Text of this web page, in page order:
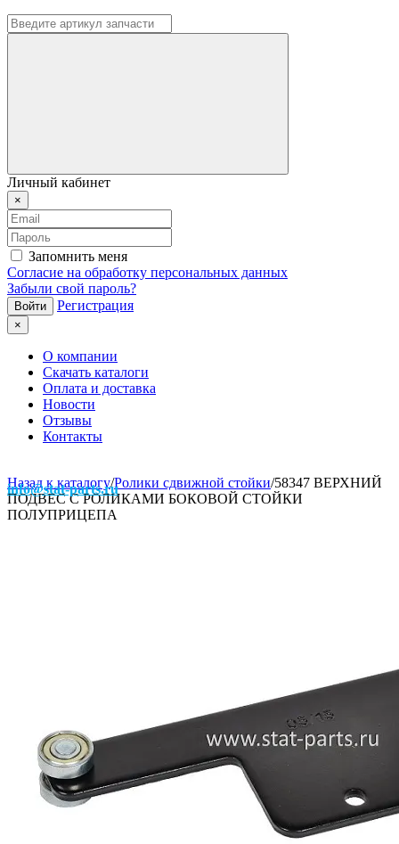
Личный кабинет
×
Запомнить меня
Согласие на обработку персональных данных
Забыли свой пароль?
Регистрация
×
О компании
Скачать каталоги
Оплата и доставка
Новости
Отзывы
Контакты
info@stat-parts.ru
Назад к каталогу/Ролики сдвижной стойки/58347 ВЕРХНИЙ
ПОДВЕС С РОЛИКАМИ БОКОВОЙ СТОЙКИ
ПОЛУПРИЦЕПА